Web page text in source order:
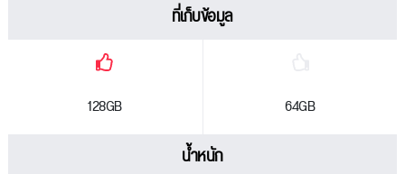
ที่เก็บข้อมูล
128GB 64GB
น้ำหนัก